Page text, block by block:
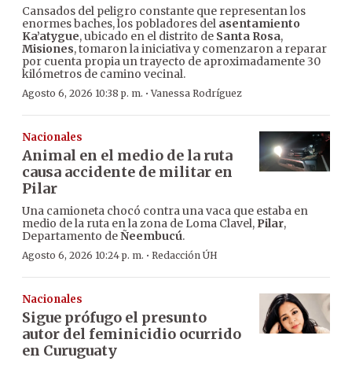
Cansados del peligro constante que representan los
enormes baches, los pobladores del asentamiento
Ka’atygue, ubicado en el distrito de Santa Rosa,
Misiones, tomaron la iniciativa y comenzaron a reparar
por cuenta propia un trayecto de aproximadamente 30
kilómetros de camino vecinal.
Agosto 6, 2026 10:38 p. m. ·Vanessa Rodríguez
Nacionales
Animal en el medio de la ruta
causa accidente de militar en
Pilar
Una camioneta chocó contra una vaca que estaba en
medio de la ruta en la zona de Loma Clavel, Pilar,
Departamento deÑeembucú.
Agosto 6, 2026 10:24 p. m. · Redacción ÚH
Nacionales
Sigue prófugo el presunto
autor del feminicidio ocurrido
en Curuguaty